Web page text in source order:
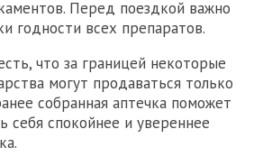
Перед поездкой важно
годности всех препаратов.
что за границей некоторые
могут продаваться только
собранная аптечка поможет
себя спокойнее и увереннее